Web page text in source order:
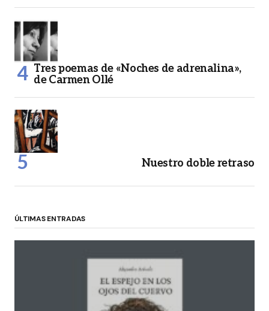
Tres poemas de «Noches de adrenalina»,
de Carmen Ollé
Nuestro doble retraso
ÚLTIMAS ENTRADAS